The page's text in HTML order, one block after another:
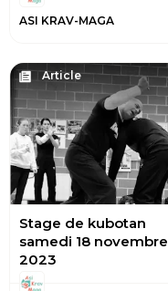
ASI KRAV-MAGA
Article
Stage de kubotan
samedi 18 novembre
2023